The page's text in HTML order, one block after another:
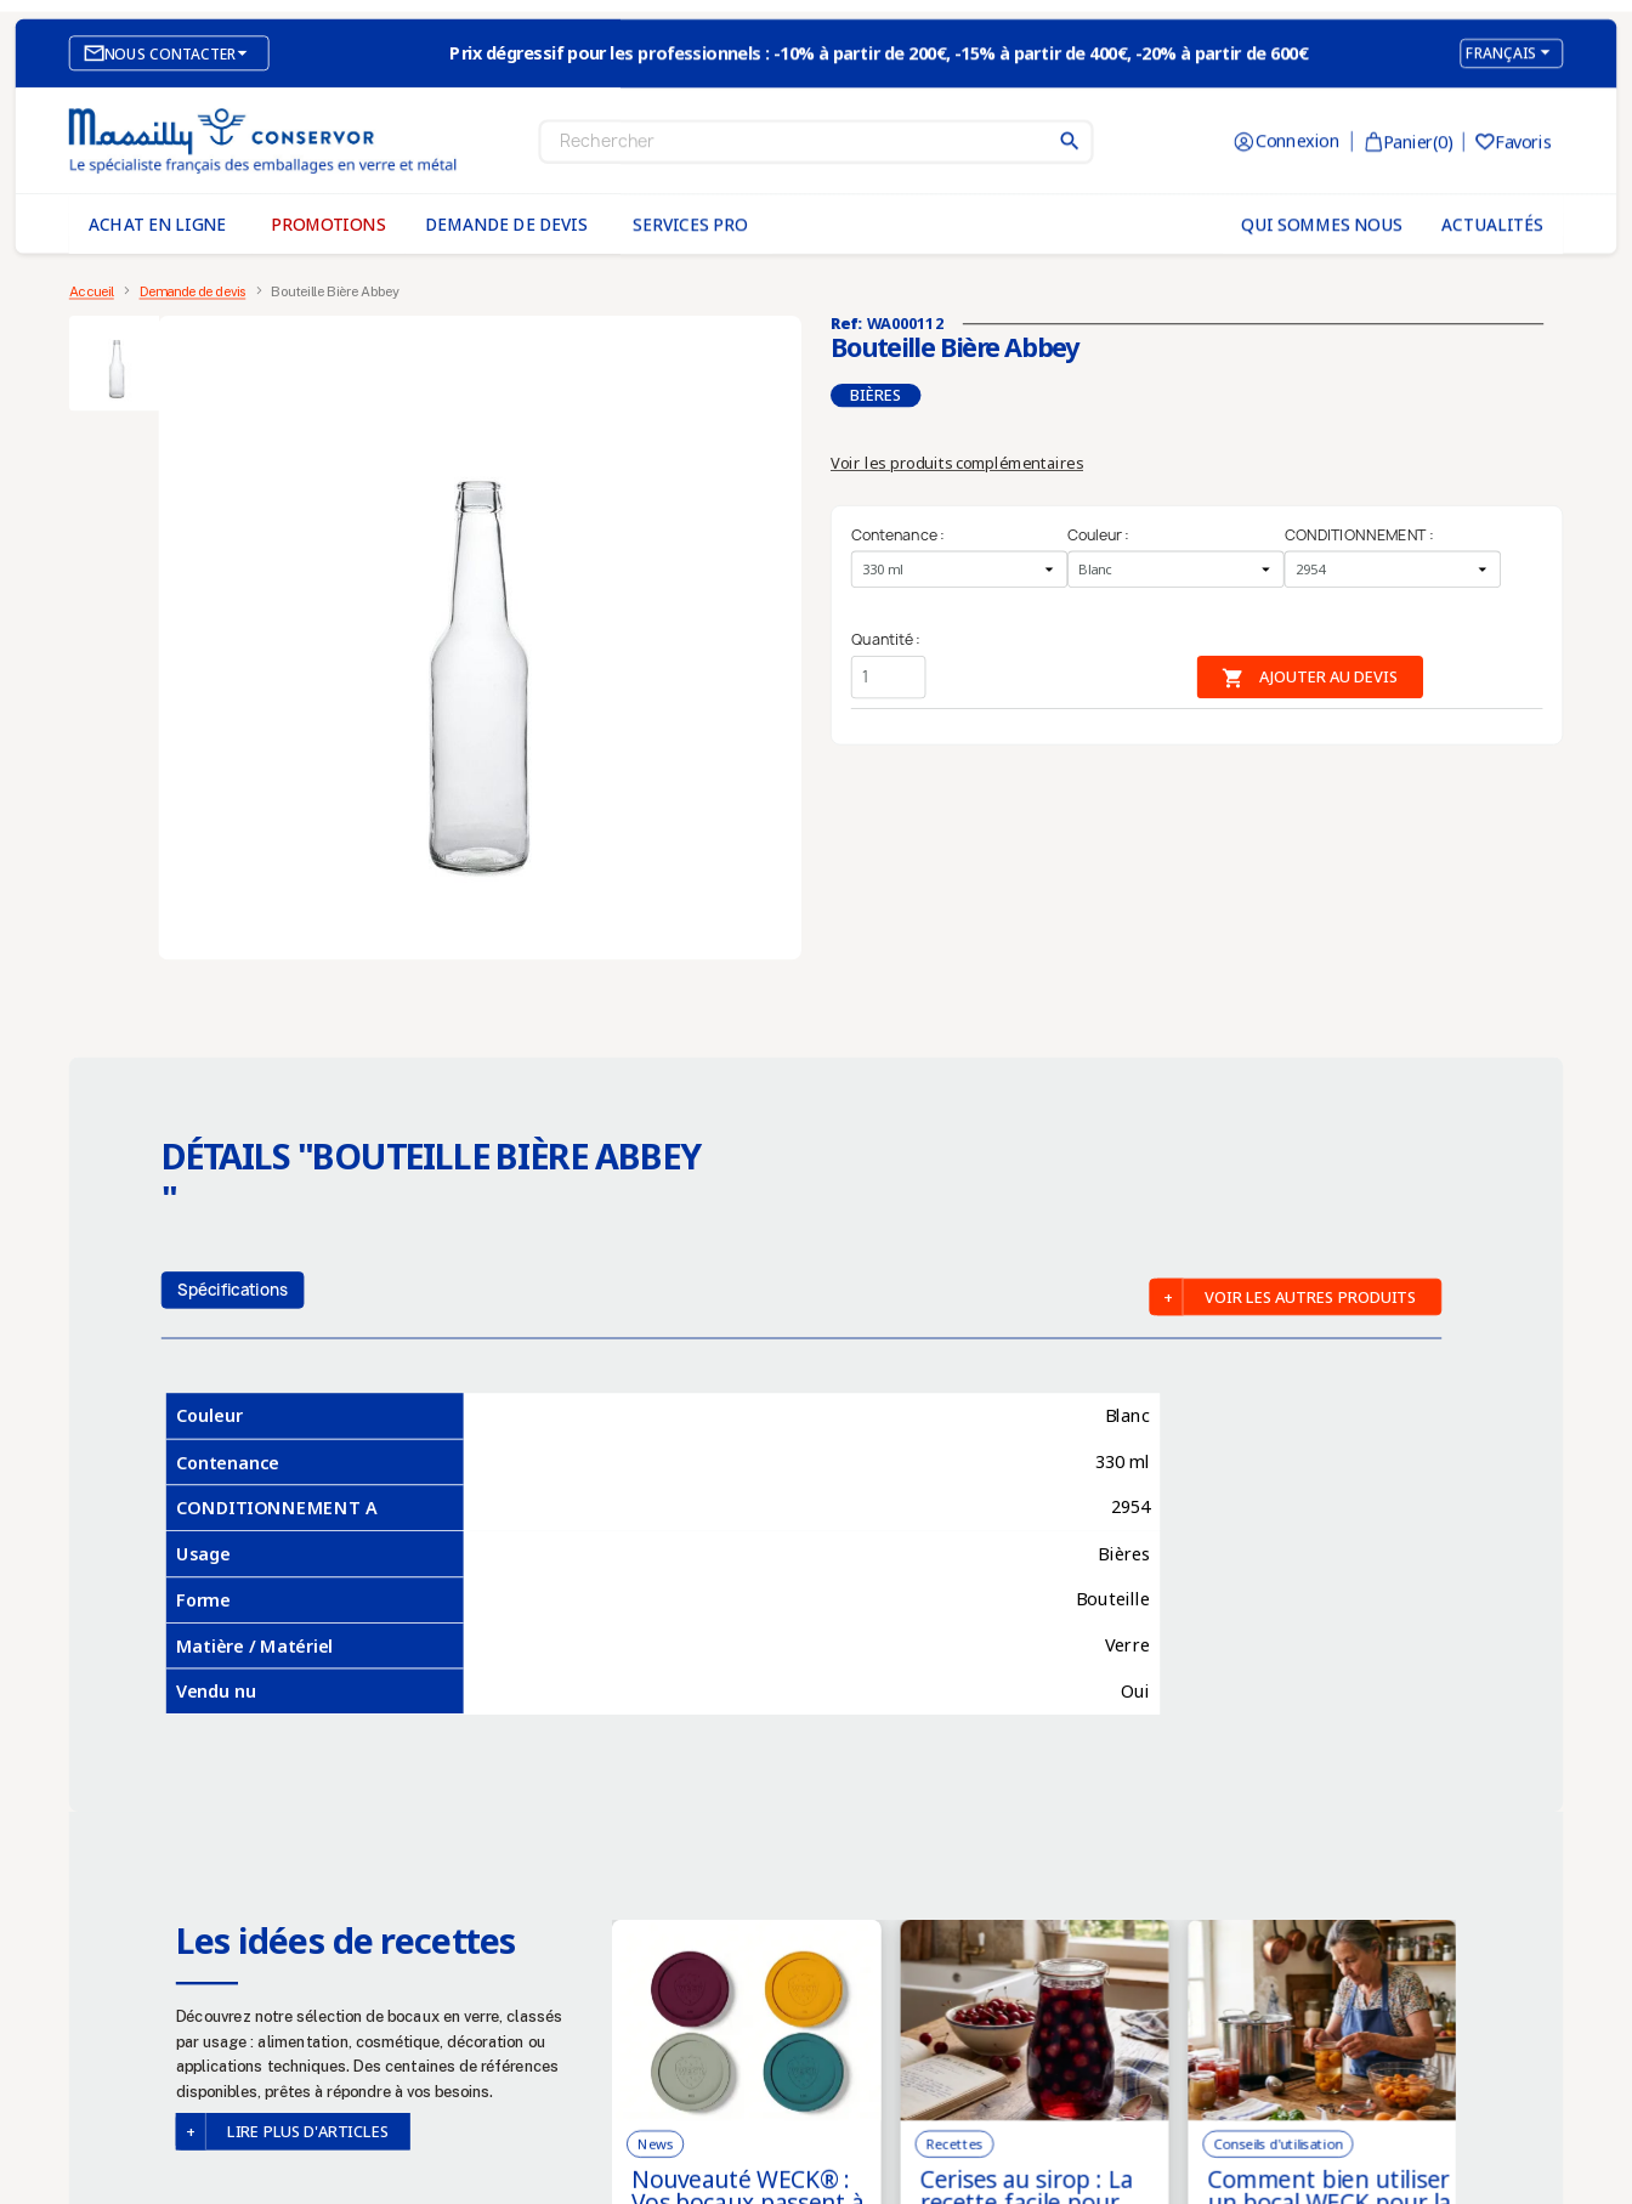
NOUS CONTACTER
SITE E-COMMERCE
NOS AGENCES
MASSILLY CONSERVOR
Prix dégressif pour les professionnels : -10% à partir de 200€, -15% à partir de 400€, -20% à partir de 600€ FRANÇAIS
search Connexion Panier(0) Favoris
ACHAT EN LIGNE PROMOTIONS DEMANDE DE DEVIS SERVICES PRO ACTUALITÉS
QUI SOMMES NOUS
Accueil Demande de devis Bouteille Bière Abbey
Ref: WA000112
Bouteille Bière Abbey
BIÈRES
Voir les produits complémentaires
Contenance : Couleur : CONDITIONNEMENT :
Quantité :
 AJOUTER AU DEVIS
DÉTAILS "BOUTEILLE BIÈRE ABBEY
"
Spécifications VOIR LES AUTRES PRODUITS
Couleur Blanc
Contenance 330 ml
CONDITIONNEMENT A 2954
Usage Bières
Forme Bouteille
Matière / Matériel Verre
Vendu nu Oui
Les idées de recettes
Découvrez notre sélection de bocaux en verre, classés
par usage : alimentation, cosmétique, décoration ou
applications techniques. Des centaines de références
disponibles, prêtes à répondre à vos besoins.
LIRE PLUS D'ARTICLES
News
Nouveauté WECK® :
Recettes
Cerises au sirop : La
Conseils d'utilisation
Comment bien utiliser
Pour ne pas manquerles nouveautés et promotions,
adresse email dans le but de vous envoyer notre lettre d’informations.